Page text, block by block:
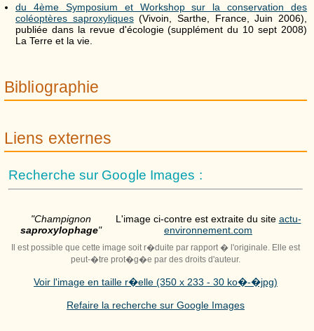
du 4ème Symposium et Workshop sur la conservation des
coléoptères saproxyliques(Vivoin, Sarthe, France, Juin 2006),
publiée dans la revue d'écologie (supplément du 10 sept 2008)
La Terre et la vie.
Bibliographie
Liens externes
Recherche sur Google Images :
"Champignon
saproxylophage"
L'image ci-contre est extraite du site actu-
environnement.com
Il est possible que cette image soit r�duite par rapport � l'originale. Elle est
peut-�tre prot�g�e par des droits d'auteur.
Voir l'image en taille r�elle (350 x 233 - 30 ko�-�jpg)
Refaire la recherche sur Google Images